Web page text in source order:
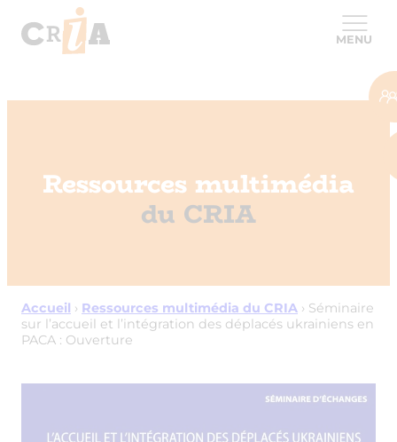
MENU
Ressources multimédia
du CRIA
Accueil › Ressources multimédia du CRIA › Séminaire
sur l’accueil et l’intégration des déplacés ukrainiens en
PACA : Ouverture